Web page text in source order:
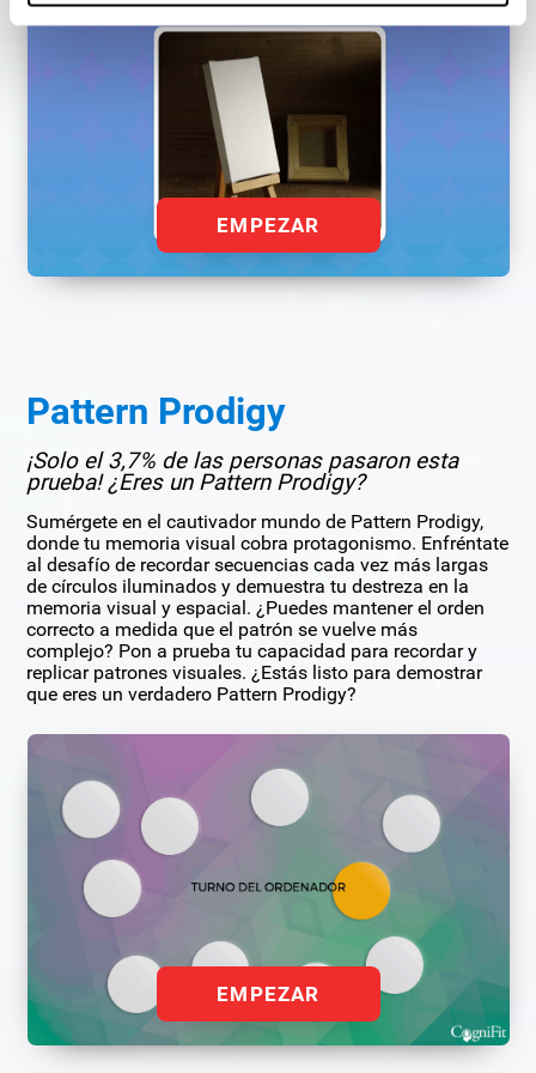
EMPEZAR
Pattern Prodigy
¡Solo el 3,7% de las personas pasaron esta
prueba! ¿Eres un Pattern Prodigy?
Sumérgete en el cautivador mundo de Pattern Prodigy,
donde tu memoria visual cobra protagonismo. Enfréntate
al desafío de recordar secuencias cada vez más largas
de círculos iluminados y demuestra tu destreza en la
memoria visual y espacial. ¿Puedes mantener el orden
correcto a medida que el patrón se vuelve más
complejo? Pon a prueba tu capacidad para recordar y
replicar patrones visuales. ¿Estás listo para demostrar
que eres un verdadero Pattern Prodigy?
EMPEZAR